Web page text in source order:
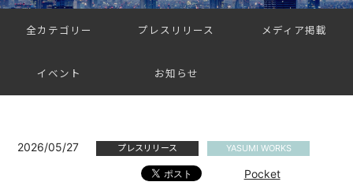
全カテゴリー プレスリリース メディア掲載
イベント お知らせ
2026/05/27 プレスリリース YASUMI WORKS
Pocket